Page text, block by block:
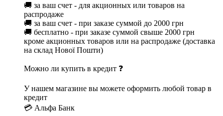
🚚 за ваш счет - для акционных или товаров на
распродаже
🚚 за ваш счет - при заказе суммой до 2000 грн
🚚 бесплатно - при заказе суммой свыше 2000 грн
кроме акционных товаров или на распродаже (доставка
на склад Нової Пошти)
Можно ли купить в кредит ❓
У нашем магазине вы можете оформить любой товар в
кредит
💳 Альфа Банк